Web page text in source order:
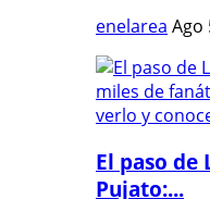
enelarea Ago
El paso
Pujato:...